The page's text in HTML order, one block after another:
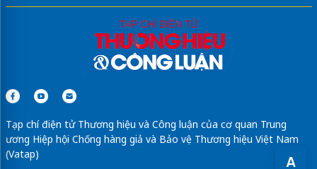
A
Tạp chí điện tử Thương hiệu và Công luận của cơ quan Trung
ương Hiệp hội Chống hàng giả và Bảo vệ Thương hiệu Việt Nam
(Vatap)